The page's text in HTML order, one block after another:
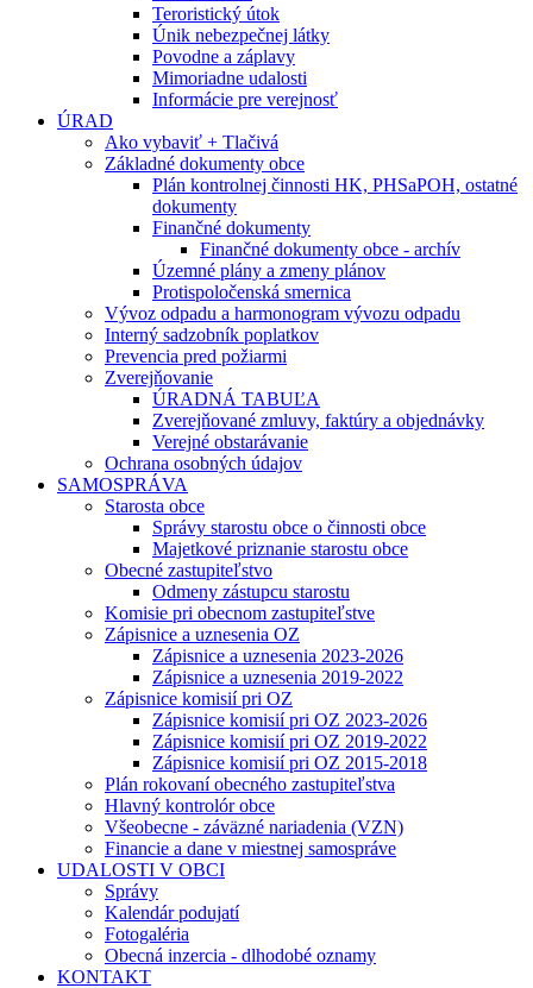
Teroristický útok
Únik nebezpečnej látky
Povodne a záplavy
Mimoriadne udalosti
Informácie pre verejnosť
ÚRAD
Ako vybaviť + Tlačivá
Základné dokumenty obce
Plán kontrolnej činnosti HK, PHSaPOH, ostatné
dokumenty
Finančné dokumenty
Finančné dokumenty obce - archív
Územné plány a zmeny plánov
Protispoločenská smernica
Vývoz odpadu a harmonogram vývozu odpadu
Interný sadzobník poplatkov
Prevencia pred požiarmi
Zverejňovanie
ÚRADNÁ TABUĽA
Zverejňované zmluvy, faktúry a objednávky
Verejné obstarávanie
Ochrana osobných údajov
SAMOSPRÁVA
Starosta obce
Správy starostu obce o činnosti obce
Majetkové priznanie starostu obce
Obecné zastupiteľstvo
Odmeny zástupcu starostu
Komisie pri obecnom zastupiteľstve
Zápisnice a uznesenia OZ
Zápisnice a uznesenia 2023-2026
Zápisnice a uznesenia 2019-2022
Zápisnice komisií pri OZ
Zápisnice komisií pri OZ 2023-2026
Zápisnice komisií pri OZ 2019-2022
Zápisnice komisií pri OZ 2015-2018
Plán rokovaní obecného zastupiteľstva
Hlavný kontrolór obce
Všeobecne - záväzné nariadenia (VZN)
Financie a dane v miestnej samospráve
UDALOSTI V OBCI
Správy
Kalendár podujatí
Fotogaléria
Obecná inzercia - dlhodobé oznamy
KONTAKT